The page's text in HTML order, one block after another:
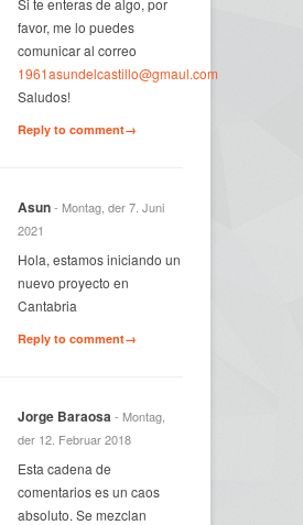
favor, me lo puedes
comunicar al correo
1961asundelcastillo@gmaul.com
Saludos!
Reply to comment→
Asun- Montag, der 7. Juni
2021
Hola, estamos iniciando un
nuevo proyecto en
Cantabria
Reply to comment→
Jorge Baraosa- Montag,
der 12. Februar 2018
Esta cadena de
comentarios es un caos
absoluto. Se mezclan